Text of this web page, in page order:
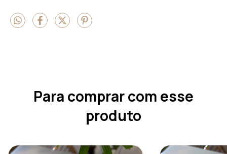
Para comprar com esse
produto